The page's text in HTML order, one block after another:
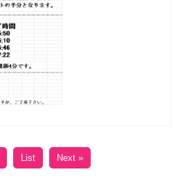
List Next »